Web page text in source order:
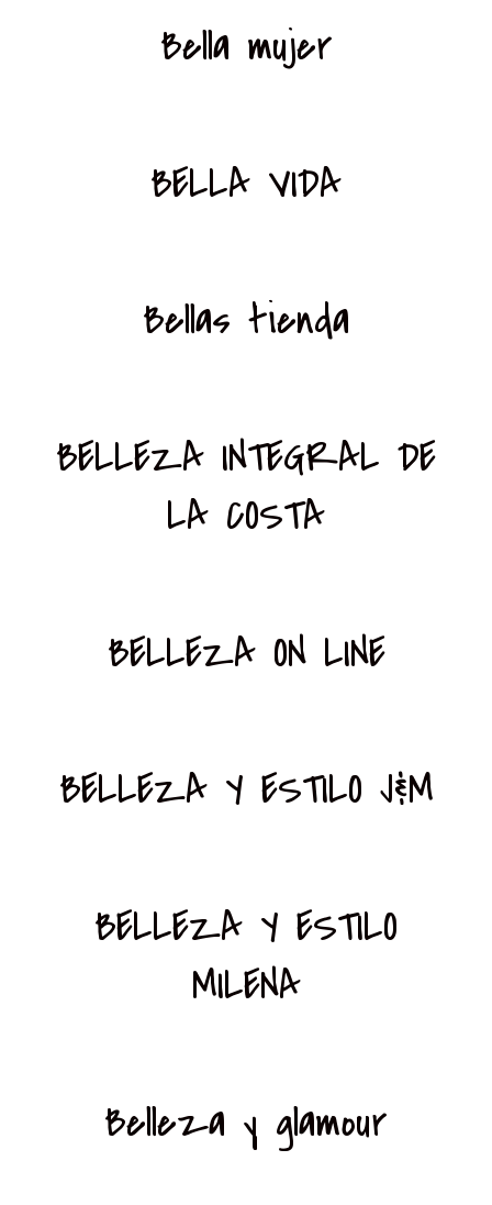
Bella mujer
BELLA VIDA
Bellas tienda
BELLEZA INTEGRAL DE
LA COSTA
BELLEZA ON LINE
BELLEZA Y ESTILO J&M
BELLEZA Y ESTILO
MILENA
Belleza y glamour